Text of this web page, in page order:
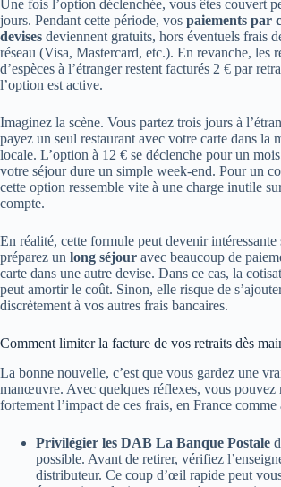
Une fois l’option déclenchée, vous êtes couvert
jours. Pendant cette période, vos paiements par
devises deviennent gratuits, hors éventuels frais
réseau (Visa, Mastercard, etc.). En revanche, les
d’espèces à l’étranger restent facturés 2 € par
l’option est active.
Imaginez la scène. Vous partez trois jours à
payez un seul restaurant avec votre carte dans la
locale. L’option à 12 € se déclenche pour un
votre séjour dure un simple week-end. Pour un
cette option ressemble vite à une charge inutile
compte.
En réalité, cette formule peut devenir intéressante
préparez un long séjour avec beaucoup de
carte dans une autre devise. Dans ce cas, la
peut amortir le coût. Sinon, elle risque de
discrètement à vos autres frais bancaires.
Comment limiter la facture de vos retraits dès
La bonne nouvelle, c’est que vous gardez une
manœuvre. Avec quelques réflexes, vous pouvez
fortement l’impact de ces frais, en France comme
Privilégier les DAB La Banque Postale
possible. Avant de retirer, vérifiez
distributeur. Ce coup d’œil rapide peut